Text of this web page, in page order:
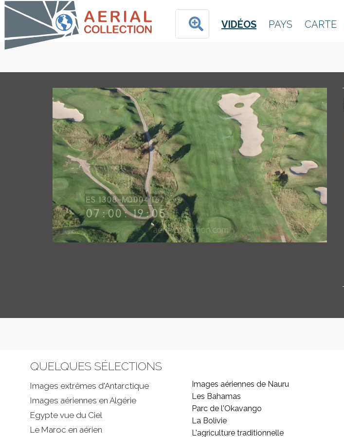
VIDÉOS PAYS CARTE
QUELQUES SÉLECTIONS
Images extrêmes d'Antarctique
Images aériennes en Algérie
Egypte vue du Ciel
Le Maroc en aérien
Images aériennes de Nauru
Les Bahamas
Parc de l'Okavango
La Bolivie
L'agriculture traditionnelle